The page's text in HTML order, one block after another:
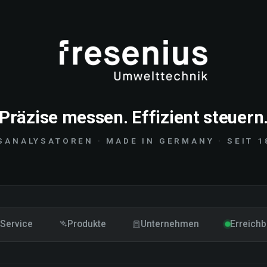
messen. Effizient steuern.
· MADE IN GERMANY · SEIT
Service Produkte Unternehmen